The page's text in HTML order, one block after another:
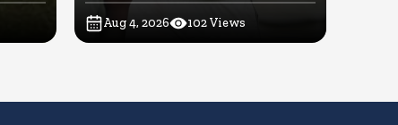
खिलाडी पर भी लटकी तलवार
Aug 4, 2026 102Views